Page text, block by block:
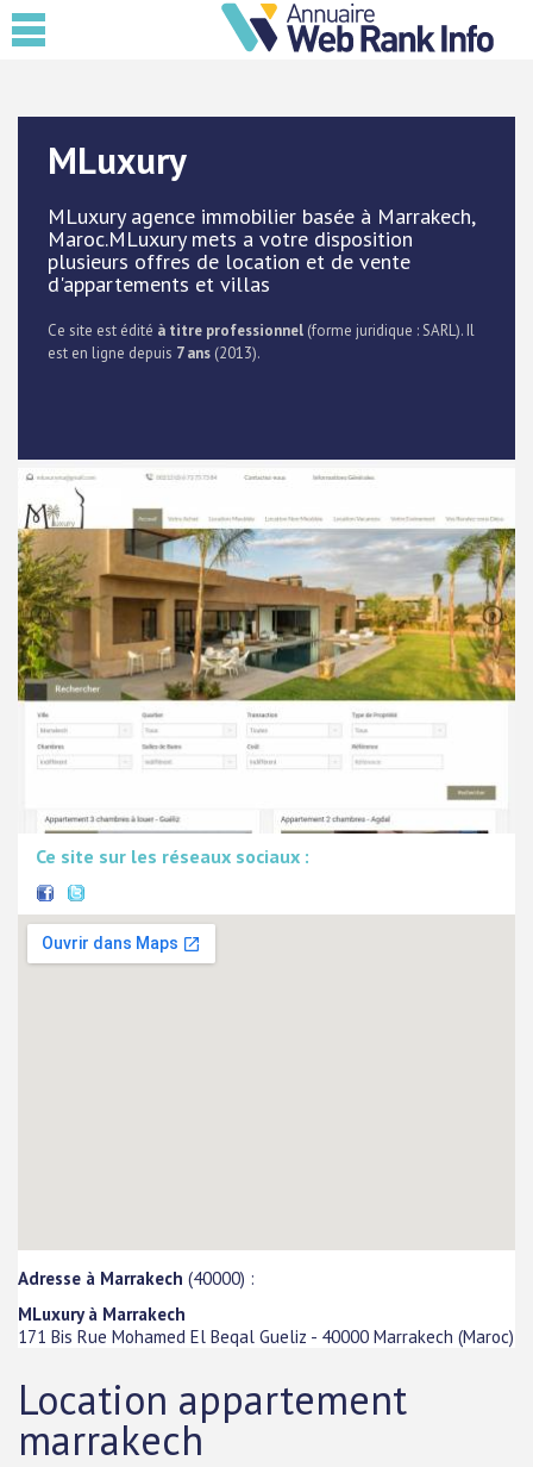
MLuxury
MLuxury agence immobilier basée à Marrakech,
Maroc.MLuxury mets a votre disposition
plusieurs offres de location et de vente
d'appartements et villas
Ce site est édité à titre professionnel (forme juridique : SARL). Il
est en ligne depuis 7 ans (2013).
Ce site sur les réseaux sociaux :
Adresse à Marrakech (40000) :
MLuxury à Marrakech
171 Bis Rue Mohamed El Beqal Gueliz - 40000 Marrakech (Maroc)
Location appartement
marrakech